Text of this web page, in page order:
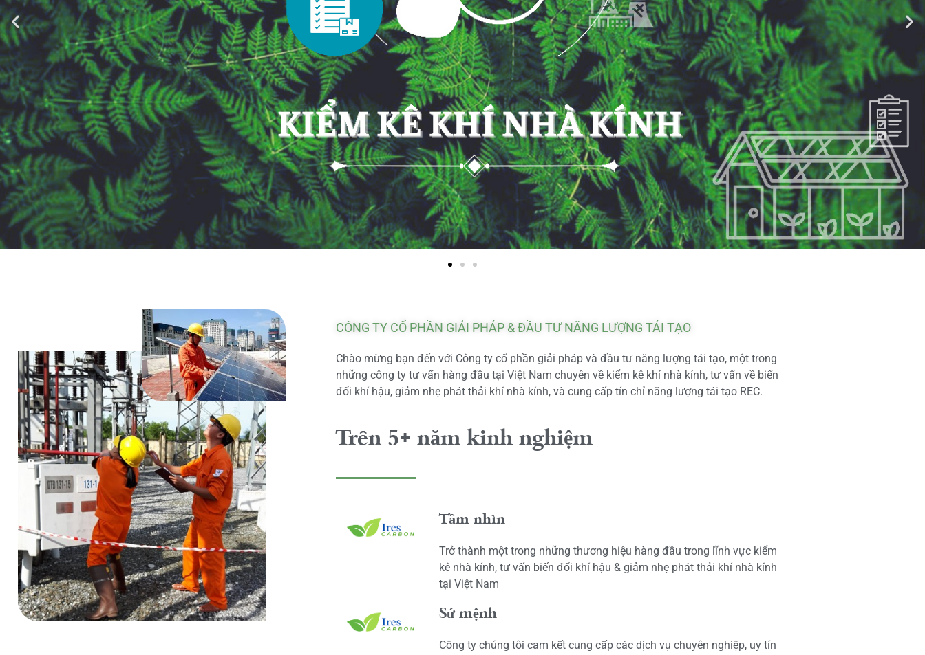
CÔNG TY CỔ PHẦN GIẢI PHÁP & ĐẦU TƯ NĂNG LƯỢNG TÁI TẠO
Chào mừng bạn đến với Công ty cổ phần giải pháp và đầu tư năng lượng tái tạo, một trong
những công ty tư vấn hàng đầu tại Việt Nam chuyên về kiểm kê khí nhà kính, tư vấn về biến
đổi khí hậu, giảm nhẹ phát thải khí nhà kính, và cung cấp tín chỉ năng lượng tái tạo REC.
Trên 5+ năm kinh nghiệm
Tầm nhìn
Trở thành một trong những thương hiệu hàng đầu trong lĩnh vực kiểm
kê nhà kính, tư vấn biến đổi khí hậu & giảm nhẹ phát thải khí nhà kính
tại Việt Nam
Sứ mệnh
Công ty chúng tôi cam kết cung cấp các dịch vụ chuyên nghiệp, uy tín